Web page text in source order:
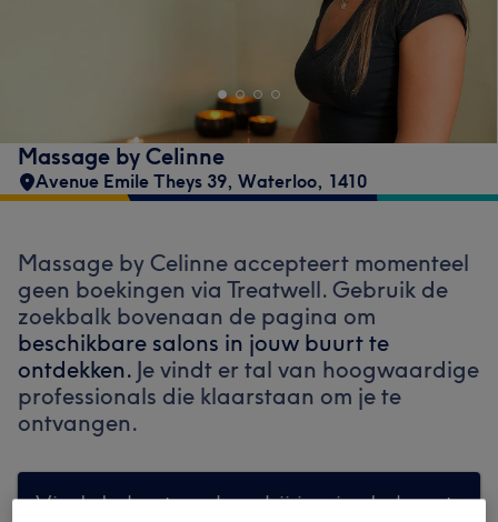
Massage by Celinne
Avenue Emile Theys 39, Waterloo, 1410
Massage by Celinne accepteert momenteel
geen boekingen via Treatwell. Gebruik de
zoekbalk bovenaan de pagina om
beschikbare salons in jouw buurt te
ontdekken. Je vindt er tal van hoogwaardige
professionals die klaarstaan om je te
ontvangen.
Vind de beste salons bij jou in de buurt